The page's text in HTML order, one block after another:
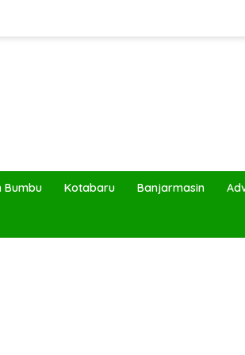
Bumbu Kotabaru Banjarmasin